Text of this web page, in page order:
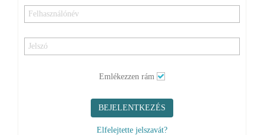
Emlékezzen rám
BEJELENTKEZÉS
Elfelejtette jelszavát?